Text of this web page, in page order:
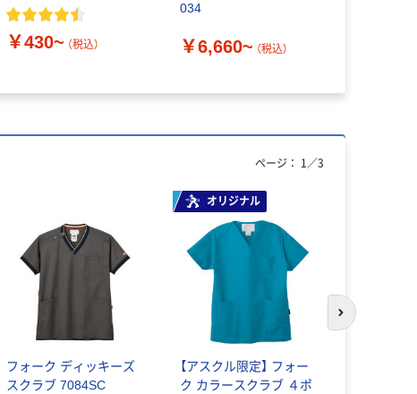
￥430~ （税込）
034
￥6,660~ （税込）
フォーク ディッキーズ
スクラブ 7084SC
オリジナル
【アスクル限定】 フォー
ク カラースクラブ ４ポ
ページ： 1 ／3
次のスライド